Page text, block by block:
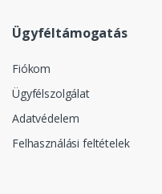
Ügyféltámogatás
Fiókom
Ügyfélszolgálat
Adatvédelem
Felhasználási feltételek